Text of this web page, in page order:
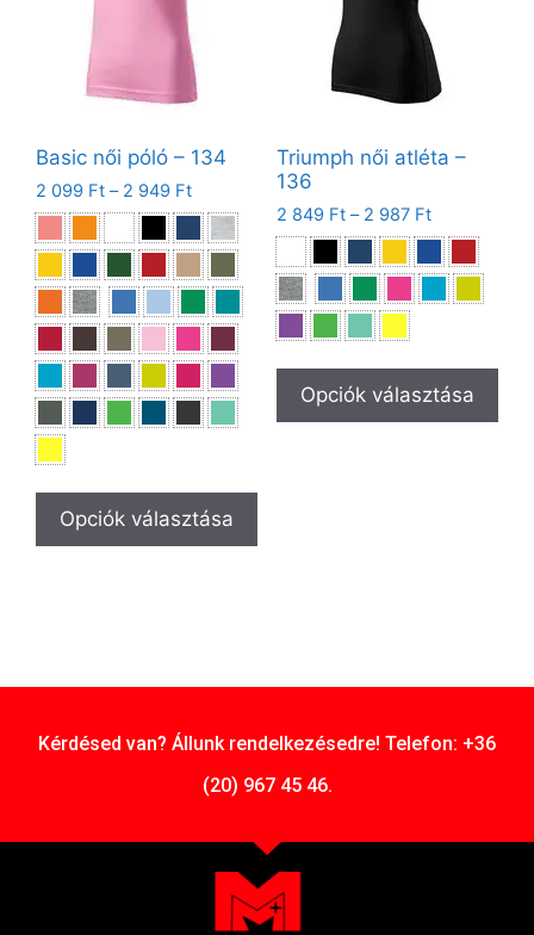
Basic női póló – 134
2 099 Ft – 2 949 Ft
Opciók választása
Triumph női atléta –
136
2 849 Ft– 2 987 Ft
Opciók választása
Kérdésed van? Állunk rendelkezésedre! Telefon: +36
(20) 967 45 46.